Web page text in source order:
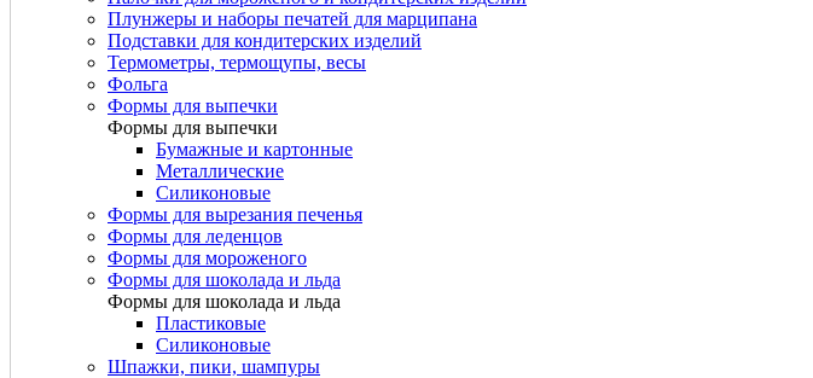
Плунжеры и наборы печатей для марципана
Подставки для кондитерских изделий
Термометры, термощупы, весы
Фольга
Формы для выпечки
Формы для выпечки
Бумажные и картонные
Металлические
Силиконовые
Формы для вырезания печенья
Формы для леденцов
Формы для мороженого
Формы для шоколада и льда
Формы для шоколада и льда
Пластиковые
Силиконовые
Шпажки, пики, шампуры